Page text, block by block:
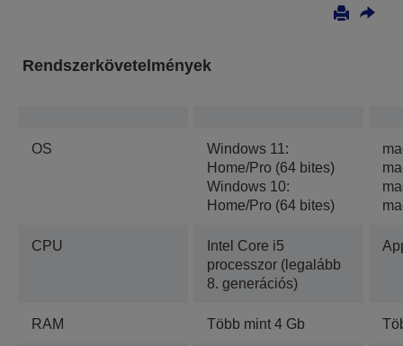
Rendszerkövetelmények
OS
Windows 11:
Home/Pro (64 bites)
Windows 10:
Home/Pro (64 bites)
CPU
Intel Core i5
processzor (legalább
8. generációs)
RAM Több mint 4 Gb